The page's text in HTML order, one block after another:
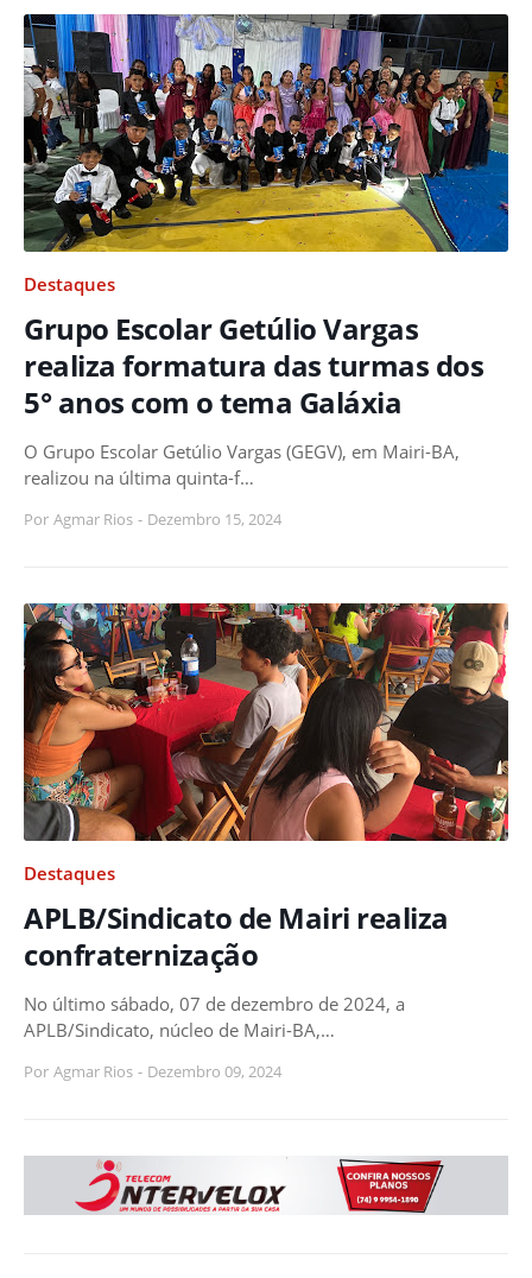
Destaques
Grupo Escolar Getúlio Vargas
realiza formatura das turmas dos
5° anos com o tema Galáxia
O Grupo Escolar Getúlio Vargas (GEGV), em Mairi-BA,
realizou na última quinta-f…
Por Agmar Rios - Dezembro 15, 2024
Destaques
APLB/Sindicato de Mairi realiza
confraternização
No último sábado, 07 de dezembro de 2024, a
APLB/Sindicato, núcleo de Mairi-BA,…
Por Agmar Rios - Dezembro 09, 2024